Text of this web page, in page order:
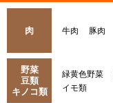
肉 牛肉 豚肉
野菜
豆類
キノコ類
緑黄色野菜
イモ類